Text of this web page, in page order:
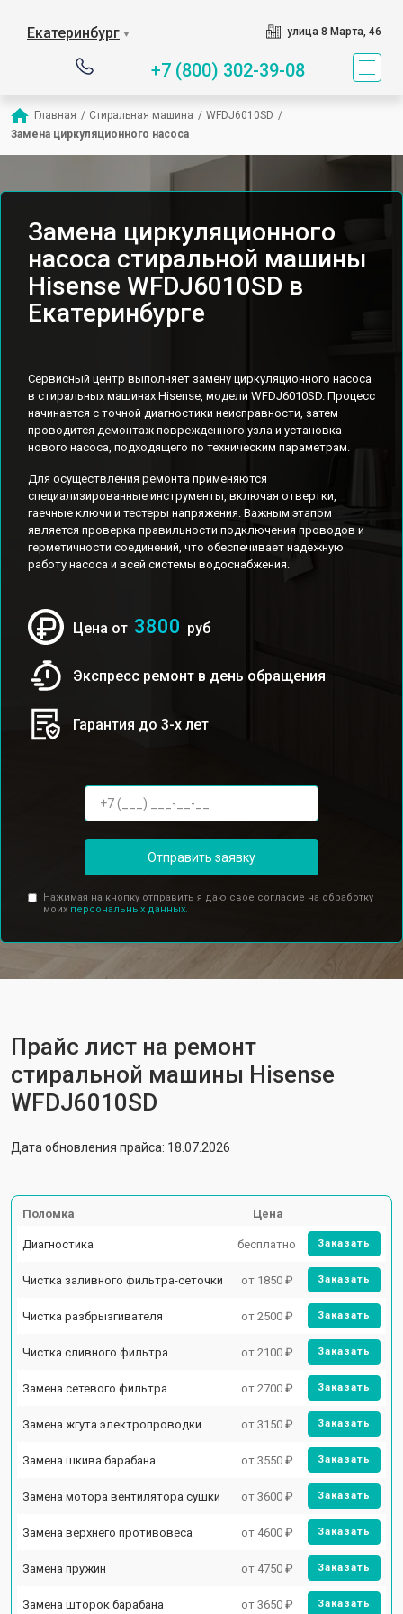
Екатеринбург ▼ улица 8 Марта, 46
+7 (800) 302-39-08
Главная / Стиральная машина / WFDJ6010SD /
Замена циркуляционного насоса
Замена циркуляционного
насоса стиральной машины
Hisense WFDJ6010SD в
Екатеринбурге
Сервисный центр выполняет замену циркуляционного насоса
в стиральных машинах Hisense, модели WFDJ6010SD. Процесс
начинается с точной диагностики неисправности, затем
проводится демонтаж поврежденного узла и установка
нового насоса, подходящего по техническим параметрам.
Для осуществления ремонта применяются
специализированные инструменты, включая отвертки,
гаечные ключи и тестеры напряжения. Важным этапом
является проверка правильности подключения проводов и
герметичности соединений, что обеспечивает надежную
работу насоса и всей системы водоснабжения.
Цена от 3800 руб
Экспресс ремонт в день обращения
Гарантия до 3-х лет
Отправить заявку
Нажимая на кнопку отправить я даю свое согласие на обработку
моих персональных данных.
Прайс лист на ремонт
стиральной машины Hisense
WFDJ6010SD
Дата обновления прайса: 18.07.2026
Поломка Цена
Диагностика бесплатно Заказать
Чистка заливного фильтра-сеточки от 1850 ₽ Заказать
Чистка разбрызгивателя от 2500 ₽ Заказать
Чистка сливного фильтра от 2100 ₽ Заказать
Замена сетевого фильтра от 2700 ₽ Заказать
Замена жгута электропроводки от 3150 ₽ Заказать
Замена шкива барабана от 3550 ₽ Заказать
Замена мотора вентилятора сушки от 3600 ₽ Заказать
Замена верхнего противовеса от 4600 ₽ Заказать
Замена пружин от 4750 ₽ Заказать
Замена шторок барабана от 3650 ₽ Заказать